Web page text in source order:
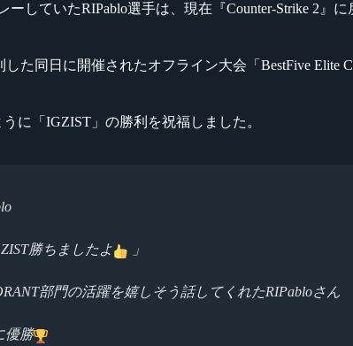
していたRIPablo選手は、現在『Counter-Strike 2』
た同日に開催されたオフライン大会「BestFive Elite
に「IGZIST」の勝利を祝福しました。
勝ちましたよ 」
部門の活躍を嬉しそう話してくれたRIPabloさん
優勝